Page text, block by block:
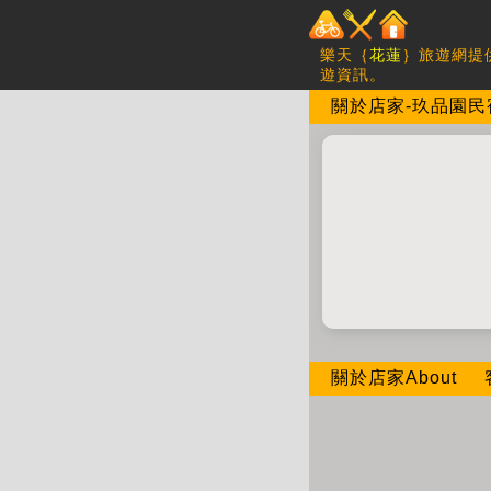
樂天｛花蓮｝旅遊網提
遊資訊。
關於店家-玖品園
關於店家About